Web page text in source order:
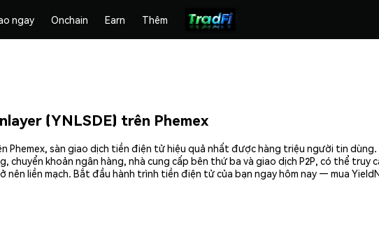
ngay Onchain Earn Thêm
(YNLSDE) trên Phemex
Phemex, sàn giao dịch tiền điện tử hiệu quả nhất được hàng triệu người tin
khoản ngân hàng, nhà cung cấp bên thứ ba và giao dịch P2P, có thể
nên liền mạch. Bắt đầu hành trình tiền điện tử của bạn ngay hôm nay — mua